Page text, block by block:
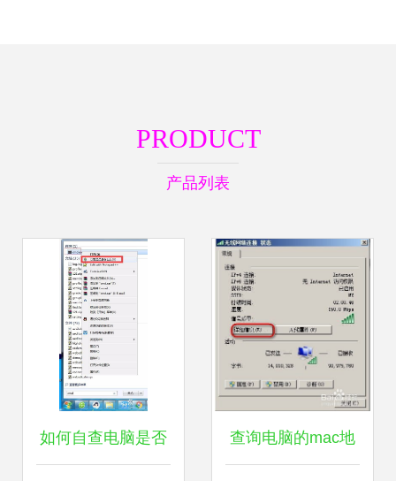
PRODUCT
产品列表
如何自查电脑是否 查询电脑的mac地